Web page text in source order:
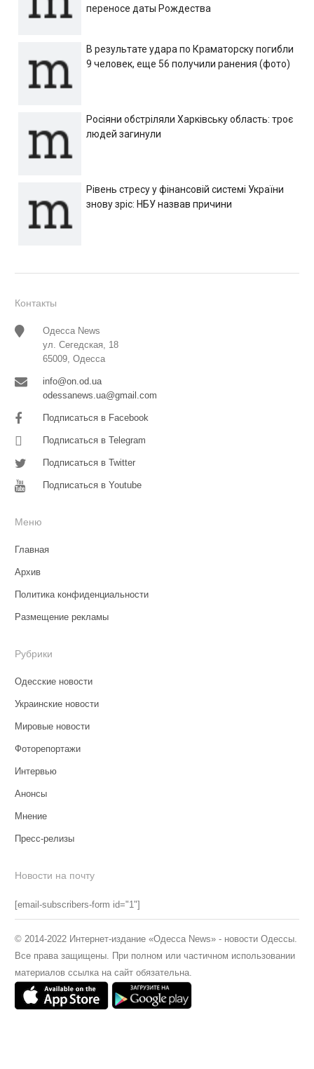
переносе даты Рождества
В результате удара по Краматорску погибли
9 человек, еще 56 получили ранения (фото)
Росіяни обстріляли Харківську область: троє
людей загинули
Рівень стресу у фінансовій системі України
знову зріс: НБУ назвав причини
Контакты
Одесса News
ул. Сегедская, 18
65009, Одесса
info@on.od.ua
odessanews.ua@gmail.com
Подписаться в Facebook
Подписаться в Telegram
Подписаться в Twitter
Подписаться в Youtube
Меню
Главная
Архив
Политика конфиденциальности
Размещение рекламы
Рубрики
Одесские новости
Украинские новости
Мировые новости
Фоторепортажи
Интервью
Анонсы
Мнение
Пресс-релизы
Новости на почту
[email-subscribers-form id="1"]
© 2014-2022 Интернет-издание «Одесса News» - новости Одессы.
Все права защищены. При полном или частичном использовании
материалов ссылка на сайт обязательна.